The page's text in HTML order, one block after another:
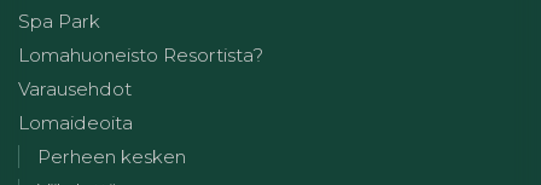
Spa Park
Lomahuoneisto Resortista?
Varausehdot
Lomaideoita
Perheen kesken